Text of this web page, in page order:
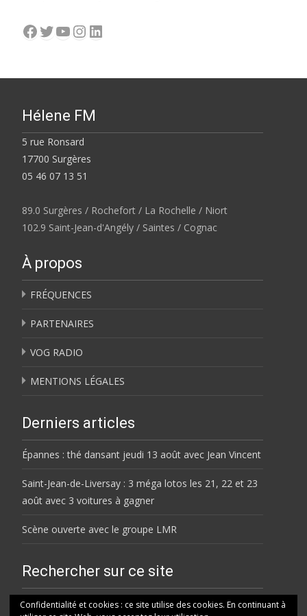
Facebook
Twitter
YouTube
Instagram
LinkedIn
Hélene FM
5 rue Ronsard
17700 Surgères
05 46 07 13 51
89.0 Surgères / Rochefort / La Rochelle / Niort
102.9 Saint-Jean-d'Angély / Saintes / Cognac
À propos
FRÉQUENCES
PARTENAIRES
VOG RADIO
MENTIONS LÉGALES
Derniers articles
Épannes : thé dansant jeudi 13 août avec Jean Vincent
Saint-Jean-de-Liversay : 3 méga lotos les 21, 22 et 23
août avec 3 voitures à gagner
Scène ouverte avec le groupe LMR
Rechercher sur ce site
Rechercher
Confidentialité et cookies : ce site utilise des cookies. En continuant à